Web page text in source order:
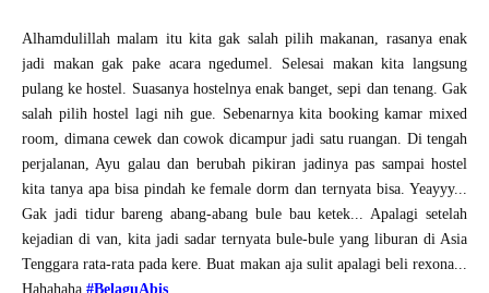
Alhamdulillah malam itu kita gak salah pilih makanan, rasanya enak
jadi makan gak pake acara ngedumel. Selesai makan kita langsung
pulang ke hostel. Suasanya hostelnya enak banget, sepi dan tenang. Gak
salah pilih hostel lagi nih gue. Sebenarnya kita booking kamar mixed
room, dimana cewek dan cowok dicampur jadi satu ruangan. Di tengah
perjalanan, Ayu galau dan berubah pikiran jadinya pas sampai hostel
kita tanya apa bisa pindah ke female dorm dan ternyata bisa. Yeayyy...
Gak jadi tidur bareng abang-abang bule bau ketek... Apalagi setelah
kejadian di van, kita jadi sadar ternyata bule-bule yang liburan di Asia
Tenggara rata-rata pada kere. Buat makan aja sulit apalagi beli rexona...
Hahahaha #BelaguAbis